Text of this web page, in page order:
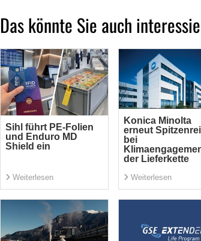
Das könnte Sie auch
Sihl führt PE-Folien
und Enduro MD
Shield ein
Weiterlesen
Konica Minolta
erneut
bei
der Lieferkette
Weiterlesen